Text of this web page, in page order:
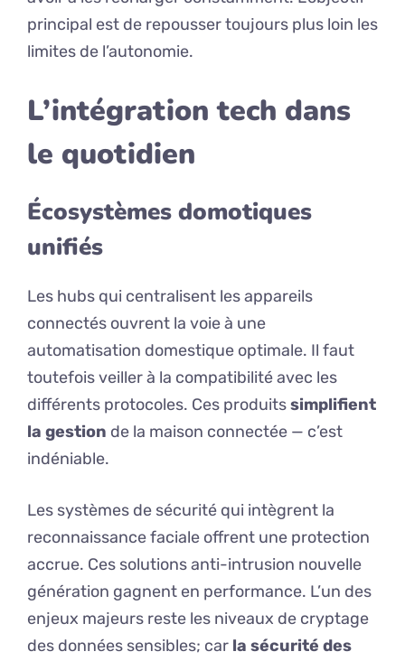
principal est de repousser toujours plus loin les
limites de l’autonomie.
L’intégration tech dans
le quotidien
Écosystèmes domotiques
unifiés
Les hubs qui centralisent les appareils
connectés ouvrent la voie à une
automatisation domestique optimale. Il faut
toutefois veiller à la compatibilité avec les
différents protocoles. Ces produitssimplifient
la gestion de la maison connectée — c’est
indéniable.
Les systèmes de sécurité qui intègrent la
reconnaissance faciale offrent une protection
accrue. Ces solutions anti-intrusion nouvelle
génération gagnent en performance. L’un des
enjeux majeurs reste les niveaux de cryptage
des données sensibles; car la sécurité des